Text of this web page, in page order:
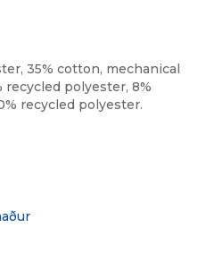
35% cotton, mechanical
polyester, 8%
recycled polyester.